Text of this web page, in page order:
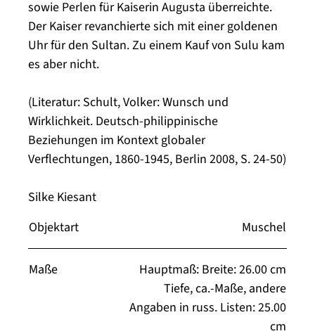
sowie Perlen für Kaiserin Augusta überreichte.
Der Kaiser revanchierte sich mit einer goldenen
Uhr für den Sultan. Zu einem Kauf von Sulu kam
es aber nicht.
(Literatur: Schult, Volker: Wunsch und
Wirklichkeit. Deutsch-philippinische
Beziehungen im Kontext globaler
Verflechtungen, 1860-1945, Berlin 2008, S. 24-50)
Silke Kiesant
Objektart
Muschel
Maße
Hauptmaß: Breite: 26.00 cm
Tiefe, ca.-Maße, andere
Angaben in russ. Listen: 25.00
cm